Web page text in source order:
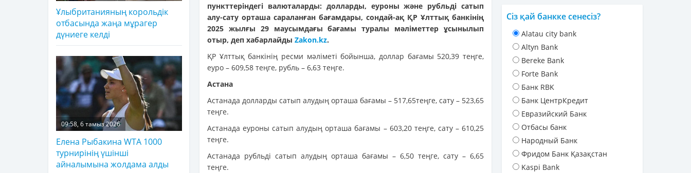
пункттеріндегі валюталарды: долларды, еуроны және рубльді сатып
алу-сату орташа сараланған бағамдары, сондай-ақ ҚР Ұлттық банкінің
2025 жылғы 29 маусымдағы бағамы туралы мәліметтер ұсынылып
отыр, деп хабарлайды Zakon.kz.
ҚР Ұлттық банкінің ресми мәліметі бойынша, доллар бағамы 520,39 теңге,
еуро – 609,58 теңге, рубль – 6,63 теңге.
Астана
Астанада долларды сатып алудың орташа бағамы – 517,65теңге, сату – 523,65
теңге.
Астанада еуроны сатып алудың орташа бағамы – 603,20 теңге, сату – 610,25
теңге.
Астанада рубльді сатып алудың орташа бағамы – 6,50 теңге, сату – 6,65
теңге.
Ұлыбританияның корольдік
отбасында жаңа мұрагер
дүниеге келді
09:58, 6 тамыз 2026
Елена Рыбакина WTA 1000
турнирінің үшінші
айналымына жолдама алды
Сіз қай банкке сенесіз?
Alatau city bank
Altyn Bank
Bereke Bank
Forte Bank
Банк RBK
Банк ЦентрКредит
Евразийский Банк
Отбасы банк
Народный Банк
Фридом Банк Қазақстан
Kaspi Bank